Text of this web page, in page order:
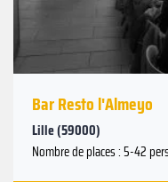
Bar Resto l'Almeyo
Lille (59000)
Nombre de places : 5-42